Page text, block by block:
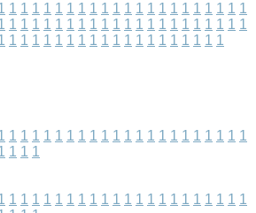
1 1 1 1 1 1 1 1 1 1 1 1 1 1 1 1 1 1 1 1 1
1 1 1 1 1 1 1 1 1 1 1 1 1 1 1 1 1 1 1 1 1
1 1 1 1 1 1 1 1 1 1 1 1 1 1 1 1 1 1 1
1 1 1 1 1 1 1 1 1 1 1 1 1 1 1 1 1 1 1 1 1
1 1 1
1 1 1 1 1 1 1 1 1 1 1 1 1 1 1 1 1 1 1 1 1